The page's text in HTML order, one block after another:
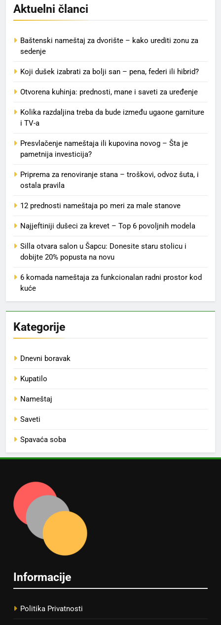
Aktuelni članci
Baštenski nameštaj za dvorište – kako urediti zonu za
sedenje
Koji dušek izabrati za bolji san – pena, federi ili hibrid?
Otvorena kuhinja: prednosti, mane i saveti za uređenje
Kolika razdaljina treba da bude između ugaone garniture
i TV-a
Presvlačenje nameštaja ili kupovina novog – Šta je
pametnija investicija?
Priprema za renoviranje stana – troškovi, odvoz šuta, i
ostala pravila
12 prednosti nameštaja po meri za male stanove
Najjeftiniji dušeci za krevet – Top 6 povoljnih modela
Silla otvara salon u Šapcu: Donesite staru stolicu i
dobijte 20% popusta na novu
6 komada nameštaja za funkcionalan radni prostor kod
kuće
Kategorije
Dnevni boravak
Kupatilo
Nameštaj
Saveti
Spavaća soba
Informacije
Politika Privatnosti